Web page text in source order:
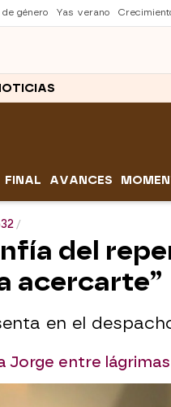
género Yas verano
FINAL AVANCES
del
acercarte”
en el
Jorge entre